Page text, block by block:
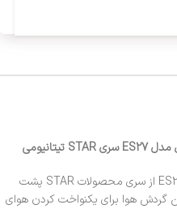
یخچال فریزر 27 فوت الکترواستیل مدل ES27 از سری محصولات STAR پشت
گردش هوا برای یکنواخت کردن هوای